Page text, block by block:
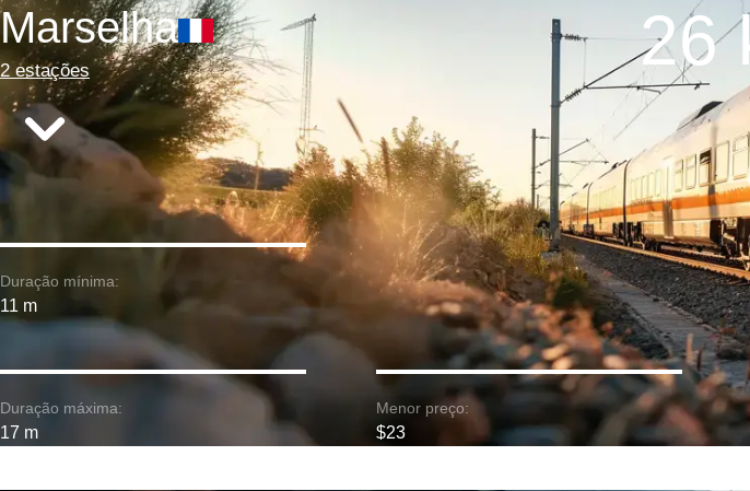
Marselha
2 estações 26
Duração mínima:
11 m
Duração máxima:
17 m
Menor preço:
$23